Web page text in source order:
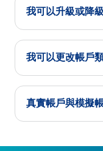
我可以升級或降
我可以更改帳戶
真實帳戶與模擬